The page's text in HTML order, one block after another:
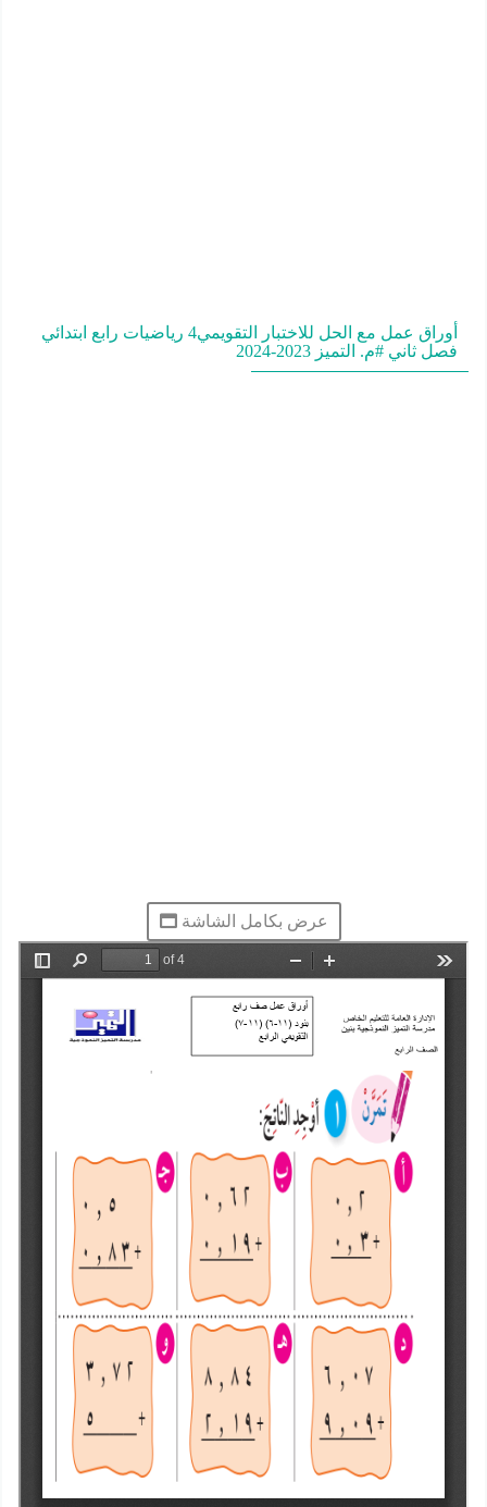
أوراق عمل مع الحل للاختبار التقويمي4 رياضيات رابع ابتدائي
فصل ثاني #م. التميز 2023-2024
عرض بكامل الشاشة